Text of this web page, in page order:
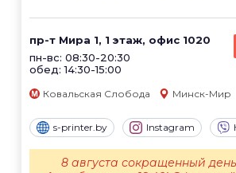
пр-т Мира 1, 1 этаж, офис 1020
пн-вс: 08:30-20:30
обед: 14:30-15:00
Ковальская Слобода Минск-Мир
s-printer.by Instagram
8 августа сокращенный